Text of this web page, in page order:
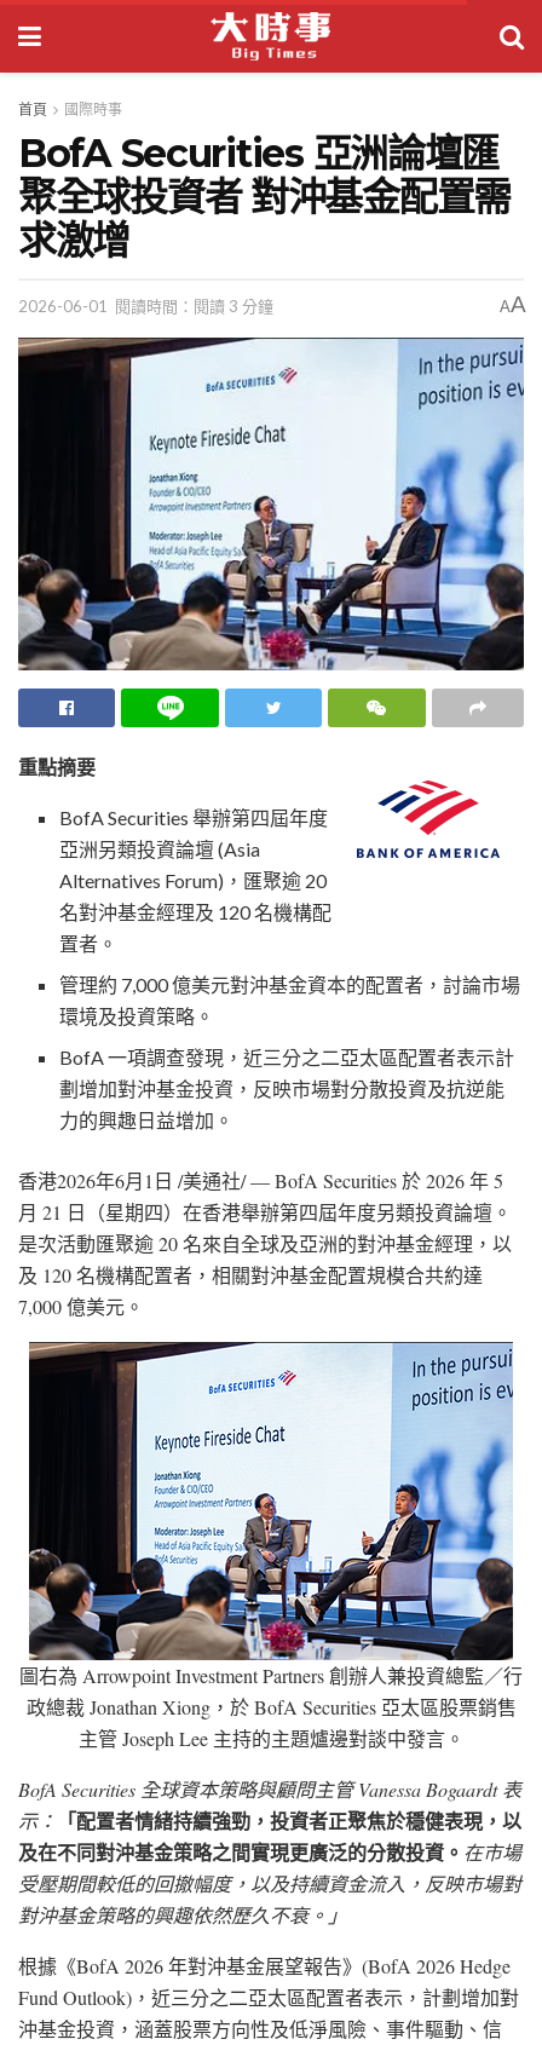
首頁 國際時事
BofA Securities 亞洲論壇匯
聚全球投資者 對沖基金配置需
求激增
2026-06-01 閱讀時間：閱讀 3 分鐘 AA
重點摘要
BofA Securities 舉辦第四屆年度
亞洲另類投資論壇 (Asia
Alternatives Forum)，匯聚逾 20
名對沖基金經理及 120 名機構配
置者。
管理約 7,000 億美元對沖基金資本的配置者，討論市場
環境及投資策略。
BofA 一項調查發現，近三分之二亞太區配置者表示計
劃增加對沖基金投資，反映市場對分散投資及抗逆能
力的興趣日益增加。
香港2026年6月1日 /美通社/ — BofA Securities 於 2026 年 5
月 21 日（星期四）在香港舉辦第四屆年度另類投資論壇。
是次活動匯聚逾 20 名來自全球及亞洲的對沖基金經理，以
及 120 名機構配置者，相關對沖基金配置規模合共約達
7,000 億美元。
圖右為 Arrowpoint Investment Partners 創辦人兼投資總監／行
政總裁 Jonathan Xiong，於 BofA Securities 亞太區股票銷售
主管 Joseph Lee 主持的主題爐邊對談中發言。
BofA Securities 全球資本策略與顧問主管 Vanessa Bogaardt 表
示：
「配置者情緒持續強勁，投資者正聚焦於穩健表現，以
及在不同對沖基金策略之間實現更廣泛的分散投資。 在市場
受壓期間較低的回撤幅度，以及持續資金流入，反映市場對
對沖基金策略的興趣依然歷久不衰。」
根據《BofA 2026 年對沖基金展望報告》(BofA 2026 Hedge
Fund Outlook)，近三分之二亞太區配置者表示，計劃增加對
沖基金投資，涵蓋股票方向性及低淨風險、事件驅動、信